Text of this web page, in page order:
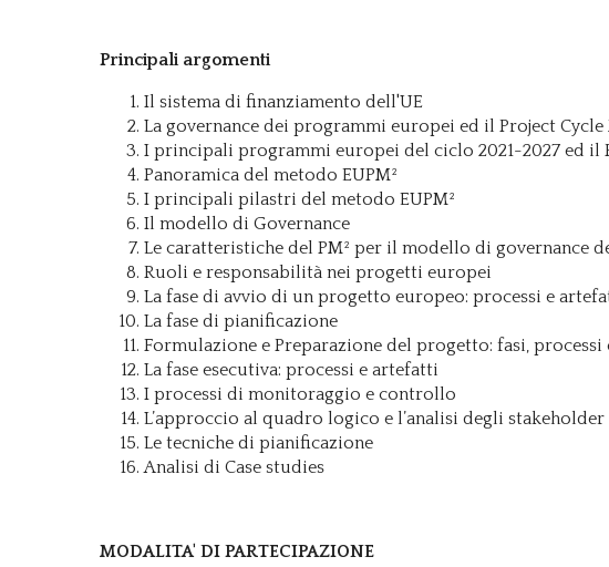
Principali argomenti
Il sistema di finanziamento dell'UE
La governance dei programmi europei ed il Project Cycle
I principali programmi europei del ciclo 2021-2027 ed il
Panoramica del metodo EUPM²
I principali pilastri del metodo EUPM²
Il modello di Governance
Le caratteristiche del PM² per il modello di governance
Ruoli e responsabilità nei progetti europei
La fase di avvio di un progetto europeo: processi e
La fase di pianificazione
Formulazione e Preparazione del progetto: fasi, processi
La fase esecutiva: processi e artefatti
I processi di monitoraggio e controllo
L’approccio al quadro logico e l’analisi degli stakeholder
Le tecniche di pianificazione
Analisi di Case studies
MODALITA' DI PARTECIPAZIONE